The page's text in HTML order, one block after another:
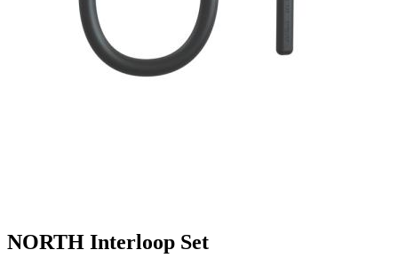
NORTH Interloop Set